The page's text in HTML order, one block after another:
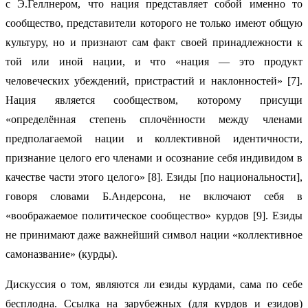
с Э.Геллнером, что нация представляет собой именно то
сообщество, представители которого не только имеют общую
культуру, но и признают сам факт своей принадлежности к
той или иной нации, и что «нация — это продукт
человеческих убеждений, пристрастий и наклонностей» [7].
Нация является сообществом, которому присущи
«определённая степень сплочённости между членами
предполагаемой нации и коллективной идентичности,
признание целого его членами и осознание себя индивидом в
качестве части этого целого» [8]. Езиды [по национальности],
говоря словами Б.Андерсона, не включают себя в
«воображаемое политическое сообщество» курдов [9]. Езиды
не принимают даже важнейший символ нации «коллективное
самоназвание» (курды).
Дискуссия о том, являются ли езиды курдами, сама по себе
бесплодна. Ссылка на зарубежных (для курдов и езидов)